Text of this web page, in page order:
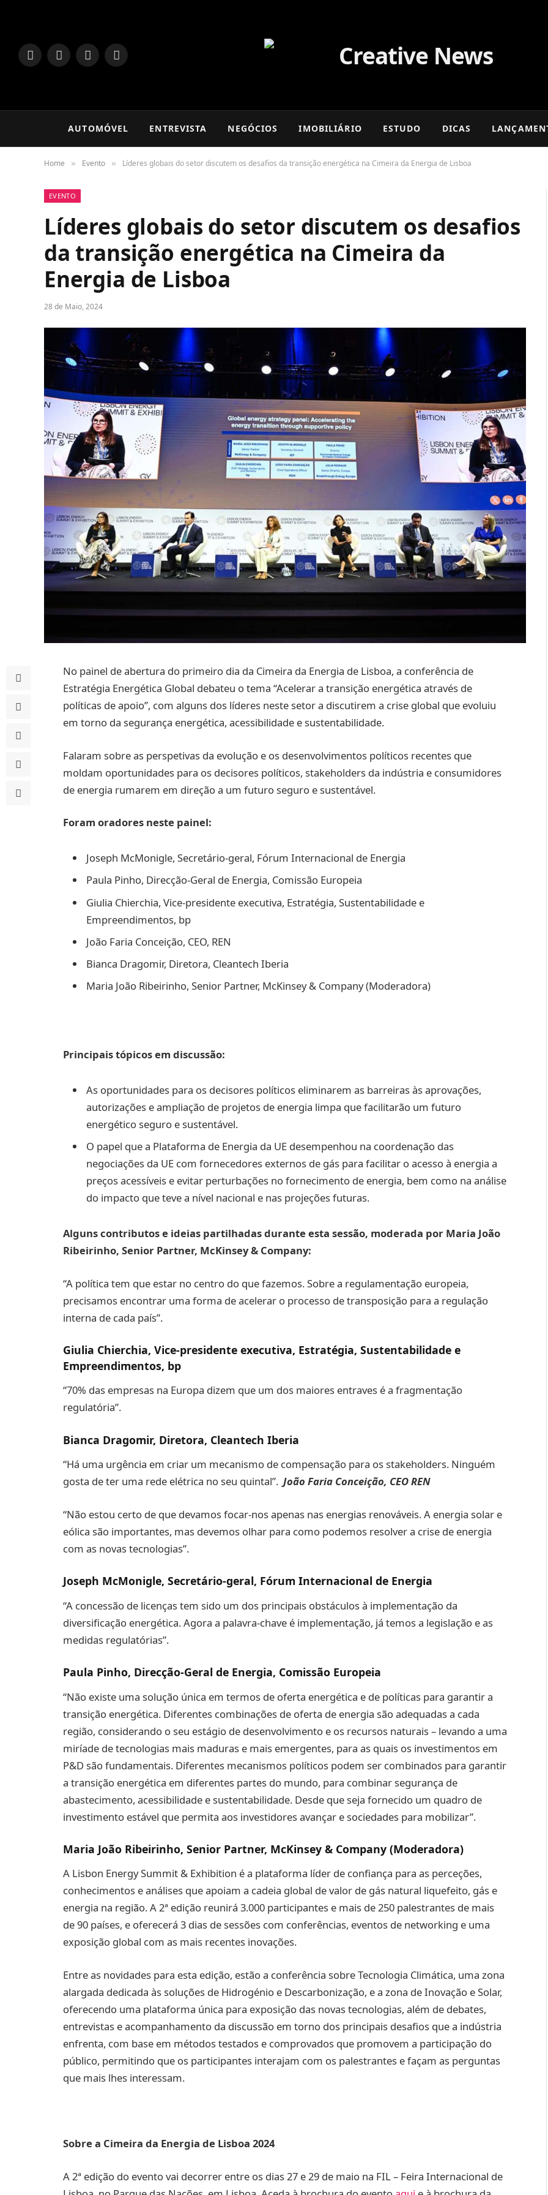
LinkedInFacebookInstagram
TikTok
AUTOMÓVEL ENTREVISTA NEGÓCIOS IMOBILIÁRIO ESTUDO DICAS
Home » Evento » Líderes globais do setor discutem os desafios da transição energética na Cimeira da Energia de Lisboa
EVENTO
Líderes globais do setor discutem os desafios
da transição energética na Cimeira da
Energia de Lisboa
28 de Maio, 2024
No painel de abertura do primeiro dia da Cimeira da Energia de Lisboa, a conferência de
Estratégia Energética Global debateu o tema “Acelerar a transição energética através de
políticas de apoio”, com alguns dos líderes neste setor a discutirem a crise global que evoluiu
em torno da segurança energética, acessibilidade e sustentabilidade.
Falaram sobre as perspetivas da evolução e os desenvolvimentos políticos recentes que
moldam oportunidades para os decisores políticos, stakeholders da indústria e consumidores
de energia rumarem em direção a um futuro seguro e sustentável.
Foram oradores neste painel:
Joseph McMonigle, Secretário-geral, Fórum Internacional de Energia
Paula Pinho, Direcção-Geral de Energia, Comissão Europeia
Giulia Chierchia, Vice-presidente executiva, Estratégia, Sustentabilidade e
Empreendimentos, bp
João Faria Conceição, CEO, REN
Bianca Dragomir, Diretora, Cleantech Iberia
Maria João Ribeirinho, Senior Partner, McKinsey & Company (Moderadora)
Principais tópicos em discussão:
As oportunidades para os decisores políticos eliminarem as barreiras às aprovações,
autorizações e ampliação de projetos de energia limpa que facilitarão um futuro
energético seguro e sustentável.
O papel que a Plataforma de Energia da UE desempenhou na coordenação das
negociações da UE com fornecedores externos de gás para facilitar o acesso à energia a
preços acessíveis e evitar perturbações no fornecimento de energia, bem como na análise
do impacto que teve a nível nacional e nas projeções futuras.
Alguns contributos e ideias partilhadas durante esta sessão, moderada por Maria João
Ribeirinho, Senior Partner, McKinsey & Company:
“A política tem que estar no centro do que fazemos. Sobre a regulamentação europeia,
precisamos encontrar uma forma de acelerar o processo de transposição para a regulação
interna de cada país”.
Giulia Chierchia, Vice-presidente executiva, Estratégia, Sustentabilidade e
Empreendimentos, bp
“70% das empresas na Europa dizem que um dos maiores entraves é a fragmentação
regulatória”.
Bianca Dragomir, Diretora, Cleantech Iberia
“Há uma urgência em criar um mecanismo de compensação para os stakeholders. Ninguém
gosta de ter uma rede elétrica no seu quintal”. João Faria Conceição, CEO REN
“Não estou certo de que devamos focar-nos apenas nas energias renováveis. A energia solar e
eólica são importantes, mas devemos olhar para como podemos resolver a crise de energia
com as novas tecnologias”.
Joseph McMonigle, Secretário-geral, Fórum Internacional de Energia
“A concessão de licenças tem sido um dos principais obstáculos à implementação da
diversificação energética. Agora a palavra-chave é implementação, já temos a legislação e as
medidas regulatórias”.
Paula Pinho, Direcção-Geral de Energia, Comissão Europeia
“Não existe uma solução única em termos de oferta energética e de políticas para garantir a
transição energética. Diferentes combinações de oferta de energia são adequadas a cada
região, considerando o seu estágio de desenvolvimento e os recursos naturais – levando a uma
miríade de tecnologias mais maduras e mais emergentes, para as quais os investimentos em
P&D são fundamentais. Diferentes mecanismos políticos podem ser combinados para garantir
a transição energética em diferentes partes do mundo, para combinar segurança de
abastecimento, acessibilidade e sustentabilidade. Desde que seja fornecido um quadro de
investimento estável que permita aos investidores avançar e sociedades para mobilizar”.
Maria João Ribeirinho, Senior Partner, McKinsey & Company (Moderadora)
A Lisbon Energy Summit & Exhibition é a plataforma líder de confiança para as perceções,
conhecimentos e análises que apoiam a cadeia global de valor de gás natural liquefeito, gás e
energia na região. A 2ª edição reunirá 3.000 participantes e mais de 250 palestrantes de mais
de 90 países, e oferecerá 3 dias de sessões com conferências, eventos de networking e uma
exposição global com as mais recentes inovações.
Entre as novidades para esta edição, estão a conferência sobre Tecnologia Climática, uma zona
alargada dedicada às soluções de Hidrogénio e Descarbonização, e a zona de Inovação e Solar,
oferecendo uma plataforma única para exposição das novas tecnologias, além de debates,
entrevistas e acompanhamento da discussão em torno dos principais desafios que a indústria
enfrenta, com base em métodos testados e comprovados que promovem a participação do
público, permitindo que os participantes interajam com os palestrantes e façam as perguntas
que mais lhes interessam.
Sobre a Cimeira da Energia de Lisboa 2024
A 2ª edição do evento vai decorrer entre os dias 27 e 29 de maio na FIL – Feira Internacional de